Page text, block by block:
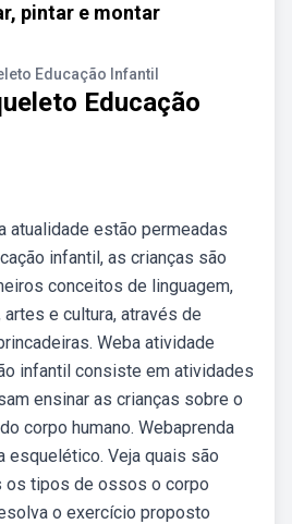
pintar e montar
Educação Infantil
Educação
atualidade estão permeadas
infantil, as crianças são
conceitos de linguagem,
e cultura, através de
Weba atividade
infantil consiste em atividades
ensinar as crianças sobre o
corpo humano. Webaprenda
Veja quais são
os tipos de ossos o corpo
o exercício proposto